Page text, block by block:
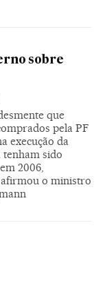
sobre
que
pela PF
execução da
sido
2006,
o ministro